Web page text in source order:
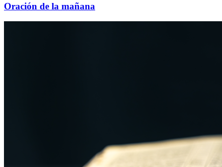
Oración de la mañana